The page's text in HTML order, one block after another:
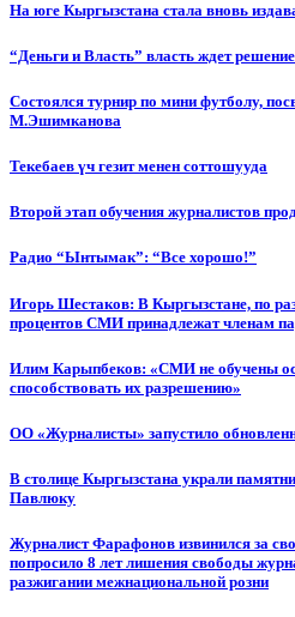
На юге Кыргызстана стала вновь
“Деньги и Власть” власть ждет
Состоялся турнир по мини футболу,
М.Эшимканова
Текебаев үч гезит менен соттошууда
Второй этап обучения журналистов
Радио “Ынтымак”: “Все хорошо!”
Игорь Шестаков: В Кыргызстане, по
процентов СМИ принадлежат членам
Илим Карыпбеков: «СМИ не обучены
способствовать их разрешению»
ОО «Журналисты» запустило
В столице Кыргызстана украли
Павлюку
Журналист Фарафонов извинился за
попросило 8 лет лишения свободы
разжигании межнациональной розни